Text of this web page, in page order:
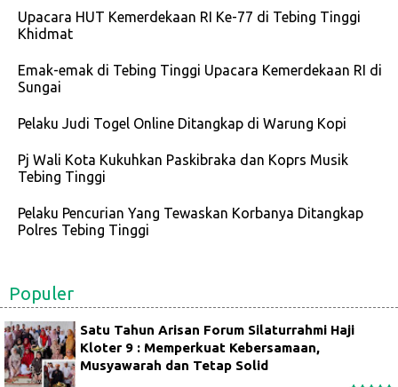
Upacara HUT Kemerdekaan RI Ke-77 di Tebing Tinggi
Khidmat
Emak-emak di Tebing Tinggi Upacara Kemerdekaan RI di
Sungai
Pelaku Judi Togel Online Ditangkap di Warung Kopi
Pj Wali Kota Kukuhkan Paskibraka dan Koprs Musik
Tebing Tinggi
Pelaku Pencurian Yang Tewaskan Korbanya Ditangkap
Polres Tebing Tinggi
Populer
Satu Tahun Arisan Forum Silaturrahmi Haji
Kloter 9 : Memperkuat Kebersamaan,
Musyawarah dan Tetap Solid